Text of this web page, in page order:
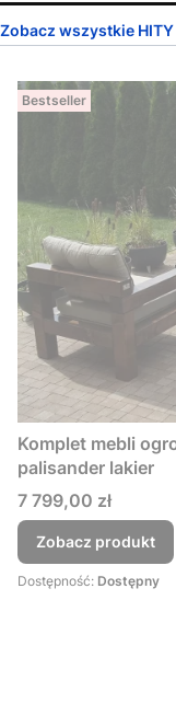
Zobacz wszystkie
Bestseller
Komplet mebli
palisander lakier
Cena
7 799,00 zł
Zobacz produkt
Dostępność: Dostępny